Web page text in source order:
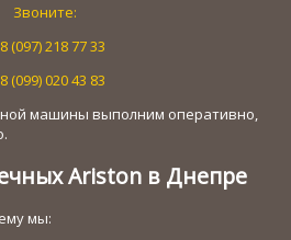
Звоните:
(097) 218 77 33
(099) 020 43 83
машины выполним оперативно,
Ariston в Днепре
мы: